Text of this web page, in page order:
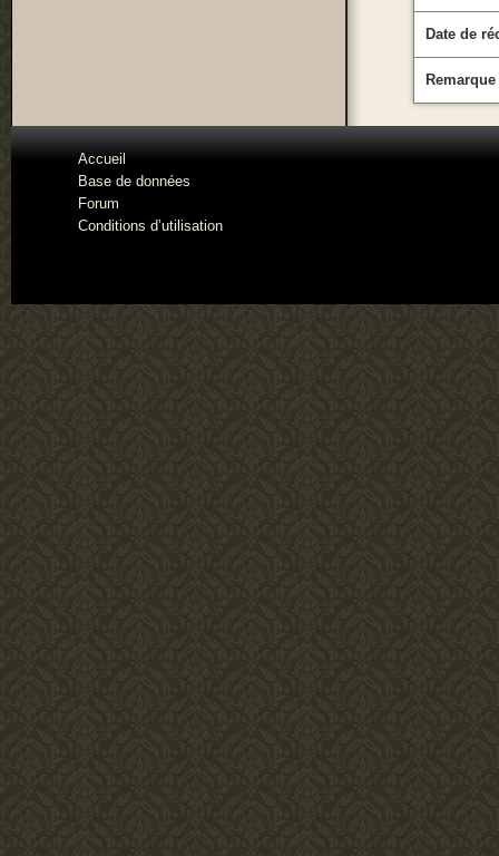
Date de
Remarque
Accueil
Base de données
Forum
Conditions d’utilisation